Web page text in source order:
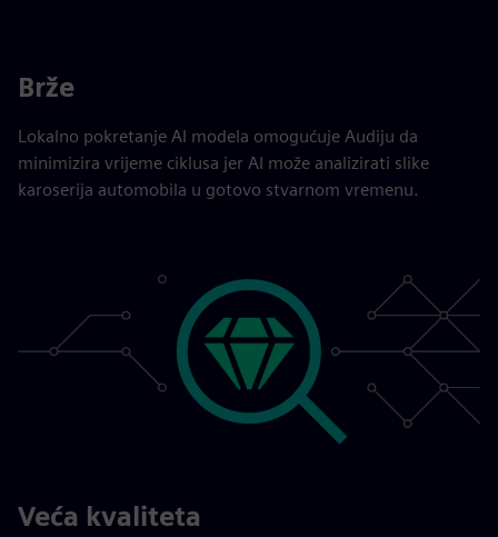
Brže
Lokalno pokretanje AI modela omogućuje Audiju da
minimizira vrijeme ciklusa jer AI može analizirati slike
karoserija automobila u gotovo stvarnom vremenu.
Veća kvaliteta